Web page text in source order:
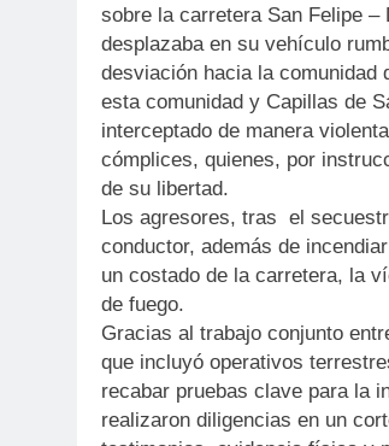
sobre la carretera San Felipe
desplazaba en su vehículo
desviación hacia la comunidad
esta comunidad y Capillas de
interceptado de manera
cómplices, quienes, por
de su libertad.
Los agresores, tras el
conductor, además de
un costado de la carretera, la
de fuego.
Gracias al trabajo conjunto
que incluyó operativos
recabar pruebas clave para la
realizaron diligencias en un